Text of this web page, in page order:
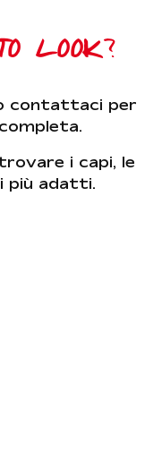
LOOK?
contattaci per
i capi, le
più adatti.